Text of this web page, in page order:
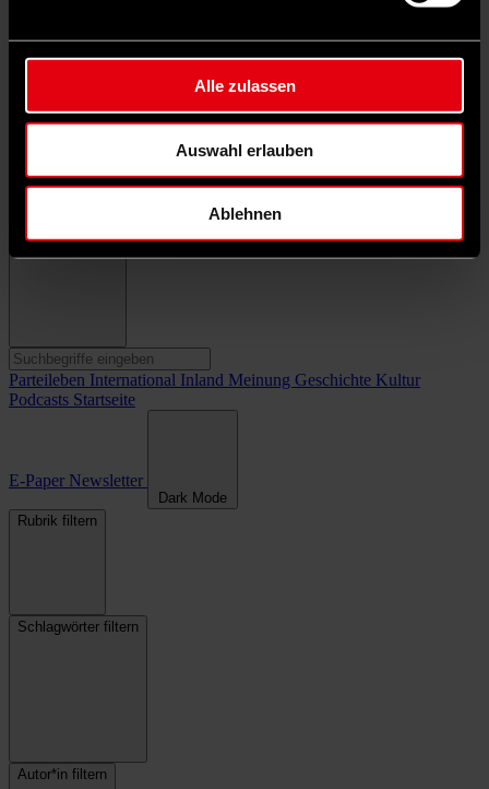
Alle zulassen
Auswahl erlauben
Ablehnen
Parteileben International Inland Meinung Geschichte Kultur
Podcasts Startseite
E-Paper Newsletter
Dark Mode
Rubrik filtern
Schlagwörter filtern
Autor*in filtern